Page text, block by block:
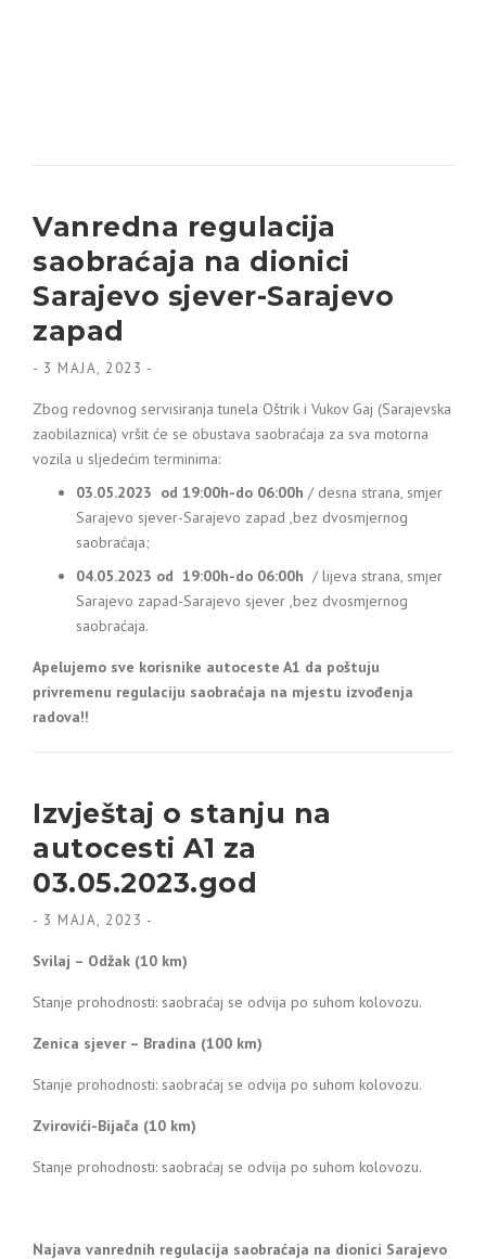
Vanredna regulacija
saobraćaja na dionici
Sarajevo sjever-Sarajevo
zapad
- 3 MAJA, 2023 -
Zbog redovnog servisiranja tunela Oštrik i Vukov Gaj (Sarajevska
zaobilaznica) vršit će se obustava saobraćaja za sva motorna
vozila u sljedećim terminima:
03.05.2023 od 19:00h-do 06:00h / desna strana, smjer
Sarajevo sjever-Sarajevo zapad ,bez dvosmjernog
saobraćaja;
04.05.2023 od 19:00h-do 06:00h / lijeva strana, smjer
Sarajevo zapad-Sarajevo sjever ,bez dvosmjernog
saobraćaja.
Apelujemo sve korisnike autoceste A1 da poštuju
privremenu regulaciju saobraćaja na mjestu izvođenja
radova!!
Izvještaj o stanju na
autocesti A1 za
03.05.2023.god
- 3 MAJA, 2023 -
Svilaj – Odžak (10 km)
Stanje prohodnosti: saobraćaj se odvija po suhom kolovozu.
Zenica sjever – Bradina (100 km)
Stanje prohodnosti: saobraćaj se odvija po suhom kolovozu.
Zvirovići-Bijača (10 km)
Stanje prohodnosti: saobraćaj se odvija po suhom kolovozu.
Najava vanrednih regulacija saobraćaja na dionici Sarajevo